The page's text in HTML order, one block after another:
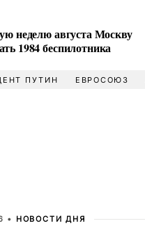
неделю августа Москву
1984 беспилотника
ПУТИН ЕВРОСОЮЗ
• НОВОСТИ ДНЯ